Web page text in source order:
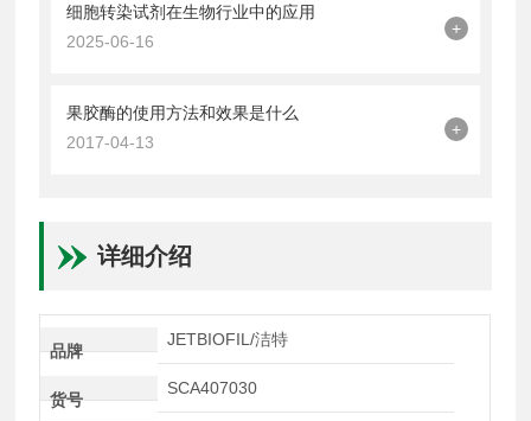
细胞转染试剂在生物行业中的应用
2025-06-16
+
果胶酶的使用方法和效果是什么
2017-04-13
+
详细介绍
品牌
JETBIOFIL/洁特
货号
SCA407030